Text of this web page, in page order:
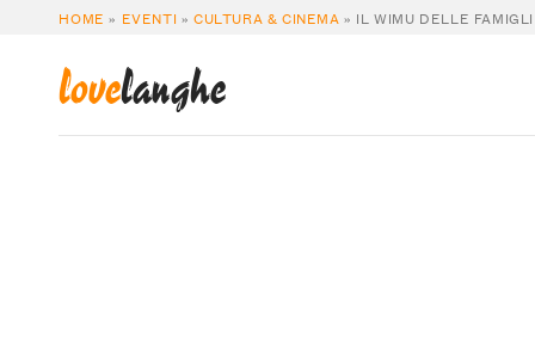
HOME » EVENTI »CULTURA & CINEMA » IL WIMU DELLE
lovelanghe